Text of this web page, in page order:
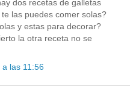
dos recetas de galletas
las puedes comer solas?
y estas para decorar?
la otra receta no se
las 11:56